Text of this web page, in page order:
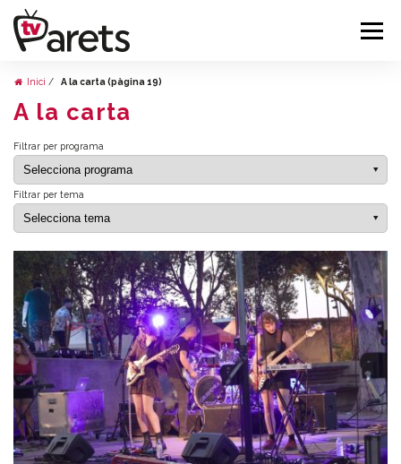
Inici A la carta (pàgina 19)
A la carta
Filtrar per programa
Filtrar per tema